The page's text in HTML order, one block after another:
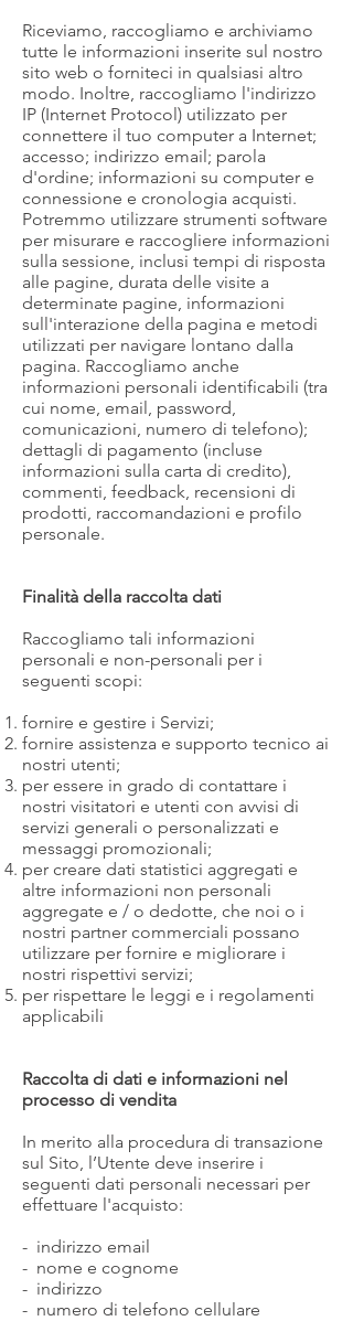
Riceviamo, raccogliamo e archiviamo
tutte le informazioni inserite sul nostro
sito web o forniteci in qualsiasi altro
modo. Inoltre, raccogliamo l'indirizzo
IP (Internet Protocol) utilizzato per
connettere il tuo computer a Internet;
accesso; indirizzo email; parola
d'ordine; informazioni su computer e
connessione e cronologia acquisti.
Potremmo utilizzare strumenti software
per misurare e raccogliere informazioni
sulla sessione, inclusi tempi di risposta
alle pagine, durata delle visite a
determinate pagine, informazioni
sull'interazione della pagina e metodi
utilizzati per navigare lontano dalla
pagina. Raccogliamo anche
informazioni personali identificabili (tra
cui nome, email, password,
comunicazioni, numero di telefono);
dettagli di pagamento (incluse
informazioni sulla carta di credito),
commenti, feedback, recensioni di
prodotti, raccomandazioni e profilo
personale.
Finalità della raccolta dati
Raccogliamo tali informazioni
personali e non-personali per i
seguenti scopi:
fornire e gestire i Servizi;
fornire assistenza e supporto tecnico ai
nostri utenti;
per essere in grado di contattare i
nostri visitatori e utenti con avvisi di
servizi generali o personalizzati e
messaggi promozionali;
per creare dati statistici aggregati e
altre informazioni non personali
aggregate e / o dedotte, che noi o i
nostri partner commerciali possano
utilizzare per fornire e migliorare i
nostri rispettivi servizi;
per rispettare le leggi e i regolamenti
applicabili
Raccolta di dati e informazioni nel
processo di vendita
In merito alla procedura di transazione
sul Sito, l’Utente deve inserire i
seguenti dati personali necessari per
effettuare l'acquisto:
- indirizzo email
- nome e cognome
- indirizzo
- numero di telefono cellulare